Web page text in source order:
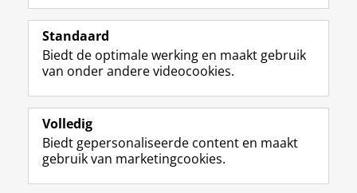
Volg de RUG
F
a
e
b
o
p
a
i
L
i
k
e
I
-
p
g
R
S
-
f
e
R
k
I
n
t
r
m
c
Y
o
T
e
k
a
Studiekiezers
Alumni
Over ons
Standaard
Biedt de optimale werking en maakt gebruik
van onder andere videocookies.
Volledig
Biedt gepersonaliseerde content en maakt
gebruik van marketingcookies.